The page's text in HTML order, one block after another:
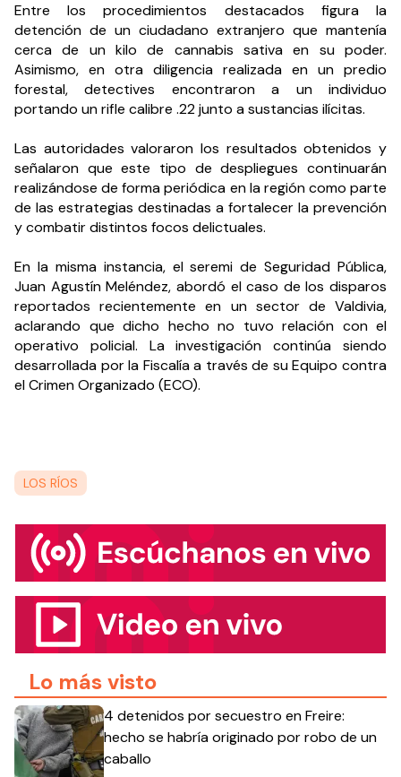
Entre los procedimientos destacados figura la
detención de un ciudadano extranjero que mantenía
cerca de un kilo de cannabis sativa en su poder.
Asimismo, en otra diligencia realizada en un predio
forestal, detectives encontraron a un individuo
portando un rifle calibre .22 junto a sustancias ilícitas.
Las autoridades valoraron los resultados obtenidos y
señalaron que este tipo de despliegues continuarán
realizándose de forma periódica en la región como parte
de las estrategias destinadas a fortalecer la prevención
y combatir distintos focos delictuales.
En la misma instancia, el seremi de Seguridad Pública,
Juan Agustín Meléndez, abordó el caso de los disparos
reportados recientemente en un sector de Valdivia,
aclarando que dicho hecho no tuvo relación con el
operativo policial. La investigación continúa siendo
desarrollada por la Fiscalía a través de su Equipo contra
el Crimen Organizado (ECO).
LOS RÍOS
Lo más visto
4 detenidos por secuestro en Freire:
hecho se habría originado por robo de un
caballo